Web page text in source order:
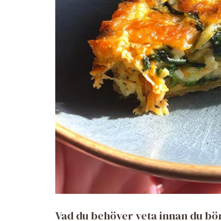
Vad du behöver veta innan du